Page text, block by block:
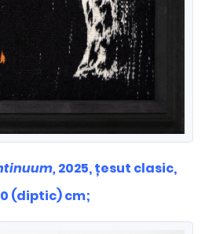
2025, țesut clasic,
(diptic) cm;